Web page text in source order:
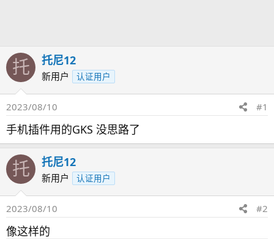
托 托尼12
新用户 认证用户
2023/08/10 #1
手机插件用的GKS 没思路了
托 托尼12
新用户 认证用户
2023/08/10 #2
像这样的